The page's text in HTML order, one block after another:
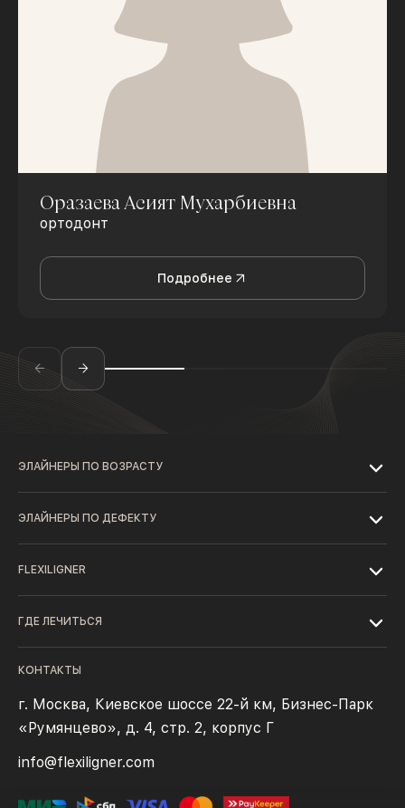
Оразаева Асият Мухарбиевна
ортодонт
Подробнее
ЭЛАЙНЕРЫ ПО ВОЗРАСТУ
ЭЛАЙНЕРЫ ПО ДЕФЕКТУ
FLEXILIGNER
ГДЕ ЛЕЧИТЬСЯ
КОНТАКТЫ
г. Москва, Киевское шоссе 22-й км, Бизнес-Парк
«Румянцево», д. 4, стр. 2, корпус Г
info@flexiligner.com